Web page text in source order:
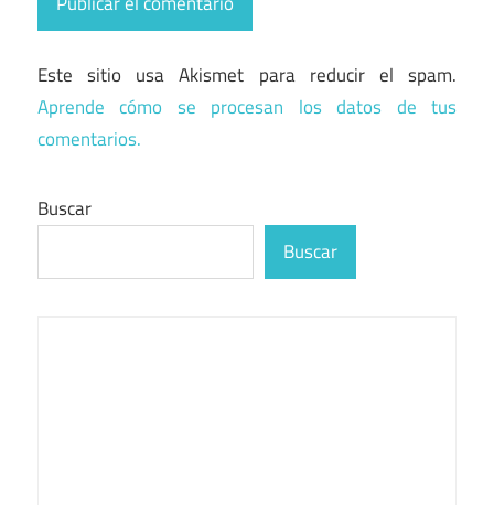
Este sitio usa Akismet para reducir el spam.
Aprende cómo se procesan los datos de tus
comentarios.
Buscar
Buscar